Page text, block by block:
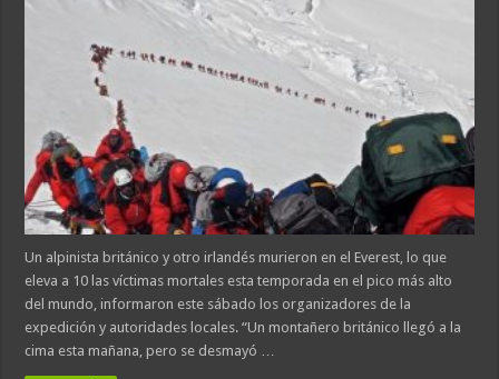
Un alpinista británico y otro irlandés murieron en el Everest, lo que
eleva a 10 las víctimas mortales esta temporada en el pico más alto
del mundo, informaron este sábado los organizadores de la
expedición y autoridades locales. “Un montañero británico llegó a la
cima esta mañana, pero se desmayó …